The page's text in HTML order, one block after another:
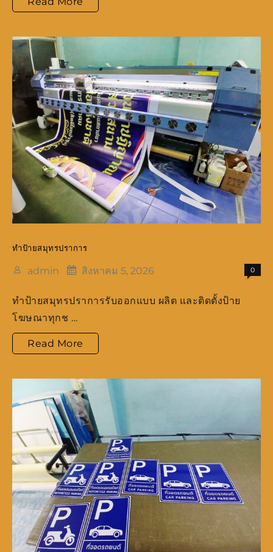
สมุทรปราการ
ทำป้ายสมุทรปราการ
admin สิงหาคม 5, 2026 0
ทำป้ายสมุทรปราการรับออกแบบ ผลิต และติดตั้งป้าย
โฆษณาทุกช …
Read More